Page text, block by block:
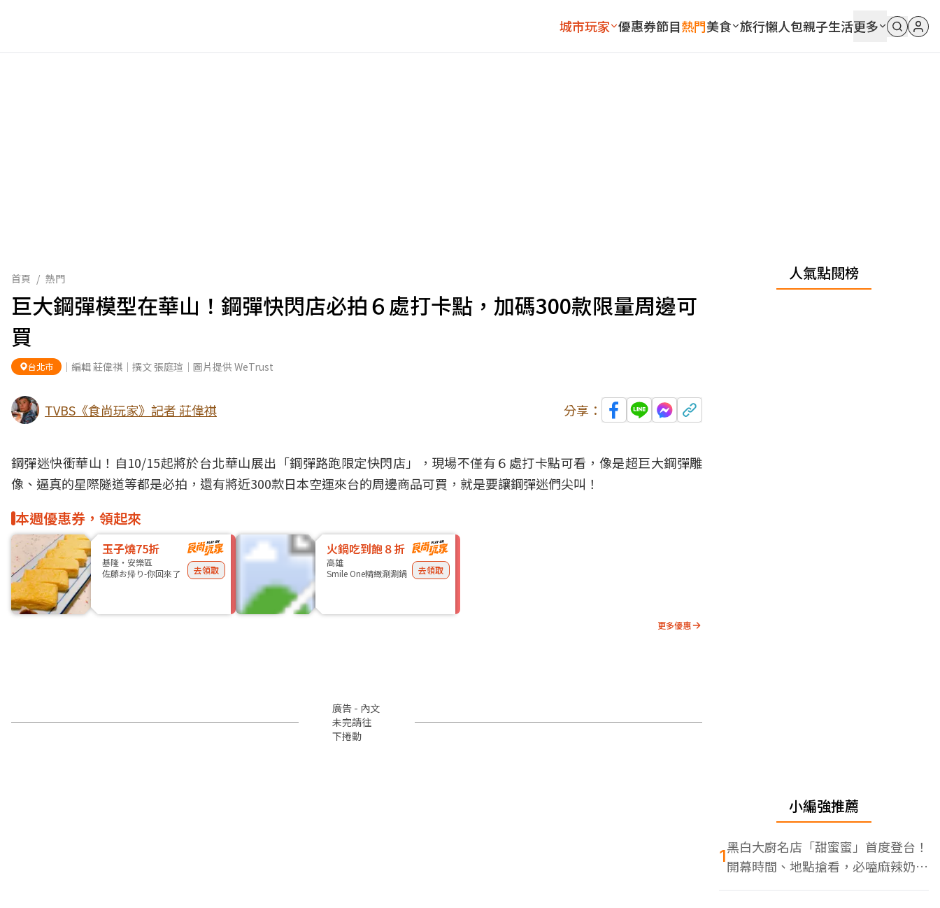
城市玩家 優惠券節目熱門美食 旅行懶人包親子生活更多
首頁 / 熱門
巨大鋼彈模型在華山！鋼彈快閃店必拍６處打卡點，加碼300款限量周邊可
買
台北市 ｜編輯 莊偉祺｜撰文 張庭瑄｜圖片提供 WeTrust
TVBS《食尚玩家》記者 莊偉祺 分享：
鋼彈迷快衝華山 ！自10/15起將於台北華山展出「鋼彈路跑限定快閃店」，現場不僅有６處打卡點可看，像是超巨大鋼彈雕
像、逼真的星際隧道等都是必拍，還有將近300款日本空運來台的周邊商品可買，就是要讓鋼彈迷們尖叫！
本週優惠券，領起來
玉子燒75折
基隆・安樂區
佐藤お帰り-你回來了
去領取
火鍋吃到飽８折
高雄
Smile One精緻涮涮鍋
去領取
更多優惠
廣告 - 內文
未完請往
下捲動
人氣點閱榜
小編強推薦
1黑白大廚名店「甜蜜蜜」首度登台！
開幕時間、地點搶看，必嗑麻辣奶油
蝦